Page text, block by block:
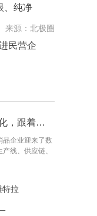
、纯净
来源：北极圈
民营企
快消企业合同管理数字化，跟着这家民营500强走对
品企业迎来了数
线、供应链、
断提升产品技
特拉